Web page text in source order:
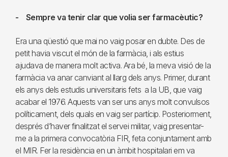
- Sempre va tenir clar que volia ser farmacèutic?
Era una qüestió que mai no vaig posar en dubte. Des de
petit havia viscut el món de la farmàcia, i als estius
ajudava de manera molt activa. Ara bé, la meva visió de la
farmàcia va anar canviant al llarg dels anys. Primer, durant
els anys dels estudis universitaris fets a la UB, que vaig
acabar el 1976. Aquests van ser uns anys molt convulsos
políticament, dels quals en vaig ser partícip. Posteriorment,
després d’haver finalitzat el servei militar, vaig presentar-
me a la primera convocatòria FIR, feta conjuntament amb
el MIR. Fer la residència en un àmbit hospitalari em va